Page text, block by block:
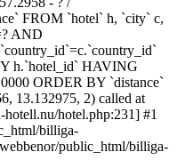
FROM `hotel` h, `city` c,
AND
h.`hotel_id` HAVING
ORDER BY `distance`
13.132975, 2) called at
hotel.php:231] #1
billiga-
public_html/billiga-